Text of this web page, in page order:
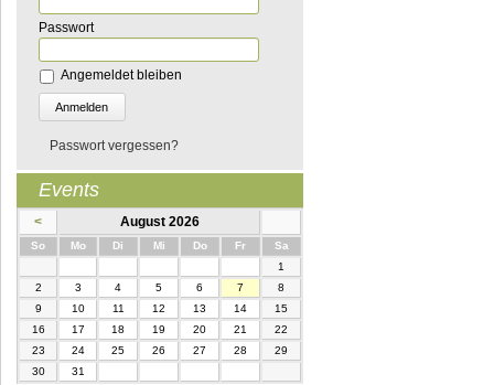
Passwort
Angemeldet bleiben
Passwort vergessen?
Events
< August 2026
SonntagMontag Di enstagMittwochDonnerstag
Freitag Samstag
1
2
3 4 5 6 7
8
9
10 11 12 13 14
15
16
17 18 19 20 21
22
23
24 25 26 27 28
29
30
31